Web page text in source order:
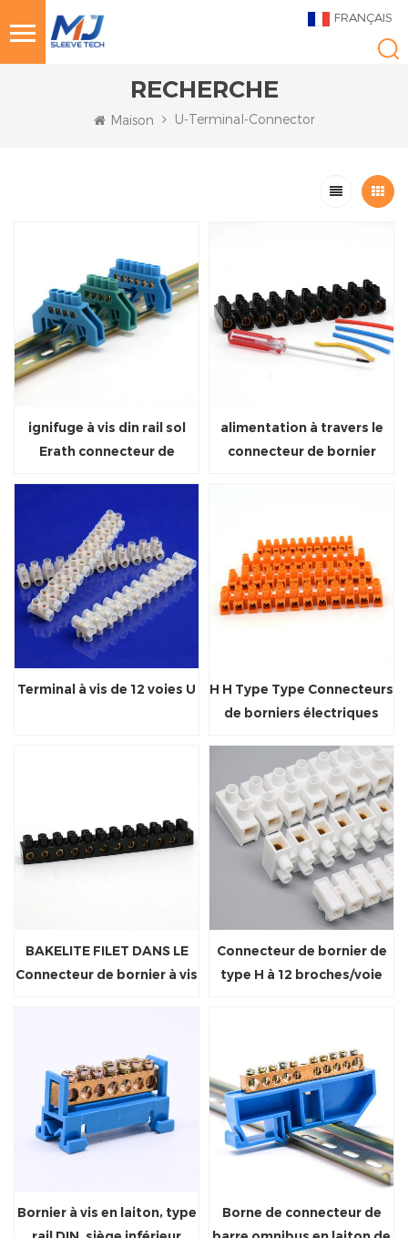
FRANÇAIS
RECHERCHE
Maison U-Terminal-Connector
ignifuge à vis din rail sol
Erath connecteur de
alimentation à travers le
connecteur de bornier
Terminal à vis de 12 voies U
H H Type Type Connecteurs
de borniers électriques
BAKELITE FILET DANS LE
Connecteur de bornier à vis
Connecteur de bornier de
type H à 12 broches/voie
Bornier à vis en laiton, type
Borne de connecteur de